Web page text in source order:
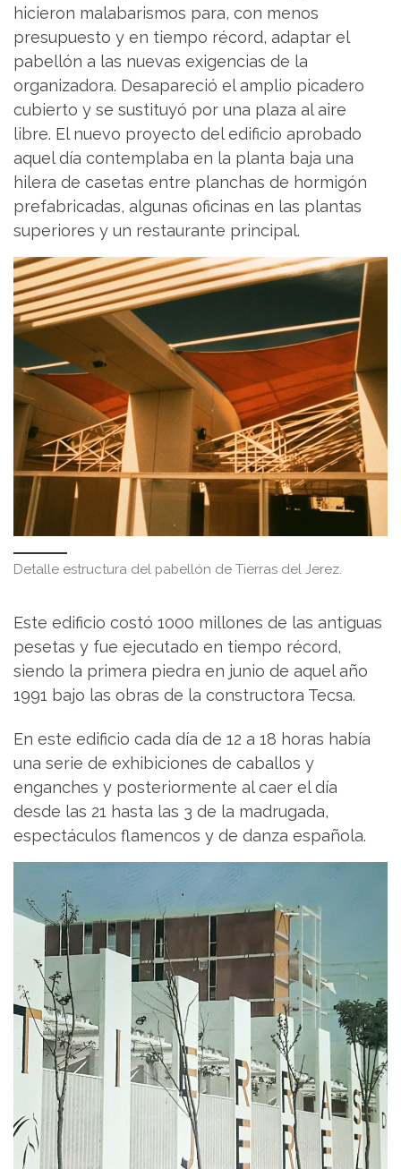
hicieron malabarismos para, con menos
presupuesto y en tiempo récord, adaptar el
pabellón a las nuevas exigencias de la
organizadora. Desapareció el amplio picadero
cubierto y se sustituyó por una plaza al aire
libre. El nuevo proyecto del edificio aprobado
aquel día contemplaba en la planta baja una
hilera de casetas entre planchas de hormigón
prefabricadas, algunas oficinas en las plantas
superiores y un restaurante principal.
Detalle estructura del pabellón de Tierras del Jerez.
Este edificio costó 1000 millones de las antiguas
pesetas y fue ejecutado en tiempo récord,
siendo la primera piedra en junio de aquel año
1991 bajo las obras de la constructora Tecsa.
En este edificio cada día de 12 a 18 horas había
una serie de exhibiciones de caballos y
enganches y posteriormente al caer el día
desde las 21 hasta las 3 de la madrugada,
espectáculos flamencos y de danza española.